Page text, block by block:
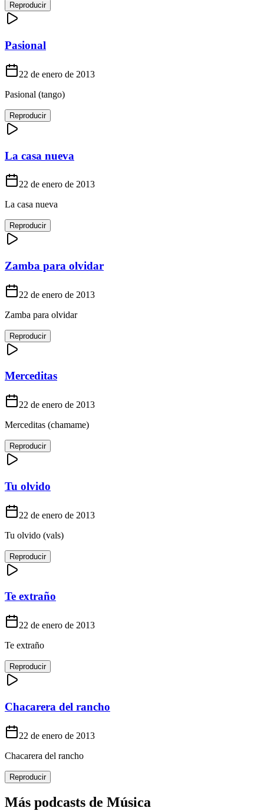
Reproducir
Pasional
22 de enero de 2013
Pasional (tango)
Reproducir
La casa nueva
22 de enero de 2013
La casa nueva
Reproducir
Zamba para olvidar
22 de enero de 2013
Zamba para olvidar
Reproducir
Merceditas
22 de enero de 2013
Merceditas (chamame)
Reproducir
Tu olvido
22 de enero de 2013
Tu olvido (vals)
Reproducir
Te extraño
22 de enero de 2013
Te extraño
Reproducir
Chacarera del rancho
22 de enero de 2013
Chacarera del rancho
Reproducir
Más podcasts de Música